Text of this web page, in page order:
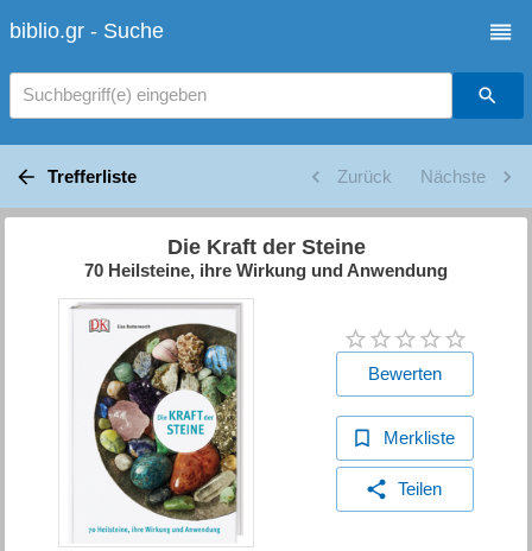
biblio.gr - Suche
Suchbegriff(e) eingeben
Trefferliste Zurück Nächste
Die Kraft der Steine
70 Heilsteine, ihre Wirkung und Anwendung
Bewerten
Merkliste
Teilen